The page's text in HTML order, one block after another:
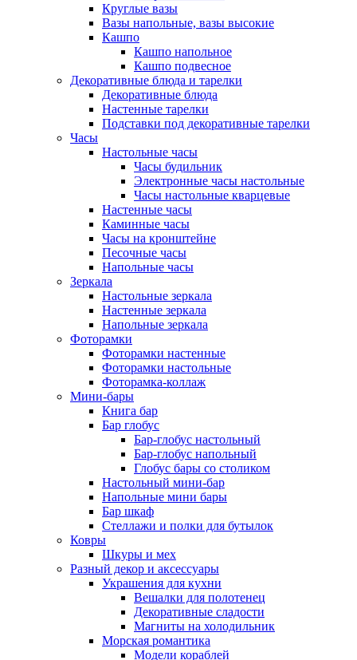
Круглые вазы
Вазы напольные, вазы высокие
Кашпо
Кашпо напольное
Кашпо подвесное
Декоративные блюда и тарелки
Декоративные блюда
Настенные тарелки
Подставки под декоративные тарелки
Часы
Настольные часы
Часы будильник
Электронные часы настольные
Часы настольные кварцевые
Настенные часы
Каминные часы
Часы на кронштейне
Песочные часы
Напольные часы
Зеркала
Настольные зеркала
Настенные зеркала
Напольные зеркала
Фоторамки
Фоторамки настенные
Фоторамки настольные
Фоторамка-коллаж
Мини-бары
Книга бар
Бар глобус
Бар-глобус настольный
Бар-глобус напольный
Глобус бары со столиком
Настольный мини-бар
Напольные мини бары
Бар шкаф
Стеллажи и полки для бутылок
Ковры
Шкуры и мех
Разный декор и аксессуары
Украшения для кухни
Вешалки для полотенец
Декоративные сладости
Магниты на холодильник
Морская романтика
Модели кораблей